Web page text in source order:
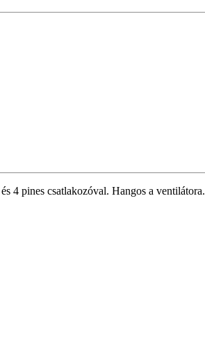
4 pines csatlakozóval. Hangos a ventilátora.